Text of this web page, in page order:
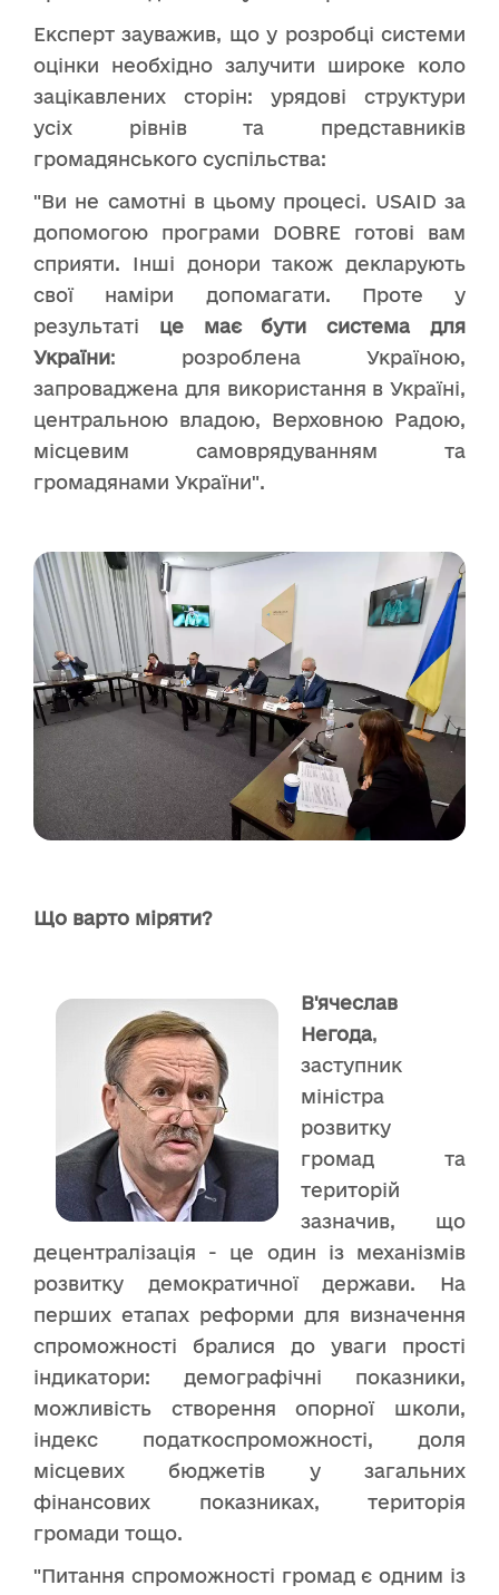
Експерт зауважив, що у розробці системи
оцінки необхідно залучити широке коло
зацікавлених сторін: урядові структури
усіх рівнів та представників
громадянського суспільства:
"Ви не самотні в цьому процесі. USAID за
допомогою програми DOBRE готові вам
сприяти. Інші донори також декларують
свої наміри допомагати. Проте у
результаті це має бути система для
України: розроблена Україною,
запроваджена для використання в Україні,
центральною владою, Верховною Радою,
місцевим самоврядуванням та
громадянами України".
Що варто міряти?
В'ячеслав
Негода,
заступник
міністра
розвитку
громад та
територій
зазначив, що
децентралізація - це один із механізмів
розвитку демократичної держави. На
перших етапах реформи для визначення
спроможності бралися до уваги прості
індикатори: демографічні показники,
можливість створення опорної школи,
індекс податкоспроможності, доля
місцевих бюджетів у загальних
фінансових показниках, територія
громади тощо.
"Питання спроможності громад є одним із